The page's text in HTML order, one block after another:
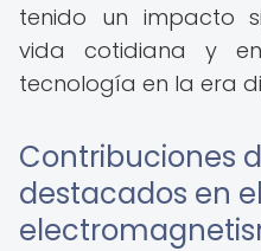
tenido un impacto
vida cotidiana y
tecnología en la era
Contribuciones
destacados en